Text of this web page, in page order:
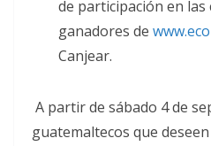
de participación en las
ganadores de
Canjear.
A partir de sábado 4 de
guatemaltecos que